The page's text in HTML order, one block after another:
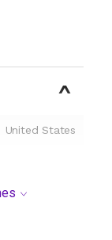
United States